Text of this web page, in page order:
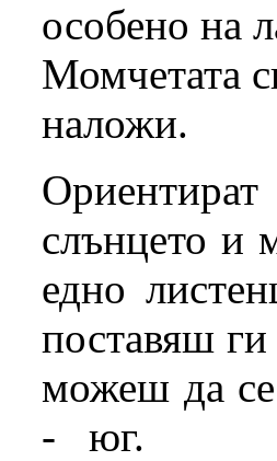
особено на
Момчетата
наложи.
слънцето и
едно
поставяш
можеш да
- юг.